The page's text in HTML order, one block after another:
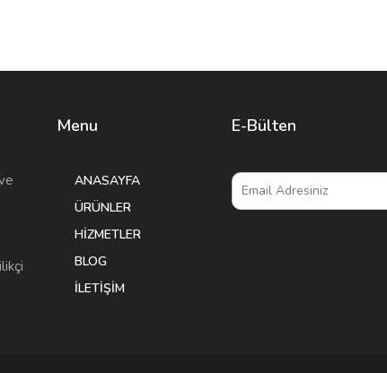
Menu
ANASAYFA
ÜRÜNLER
HIZMETLER
BLOG
İLETIŞIM
E-Bülten